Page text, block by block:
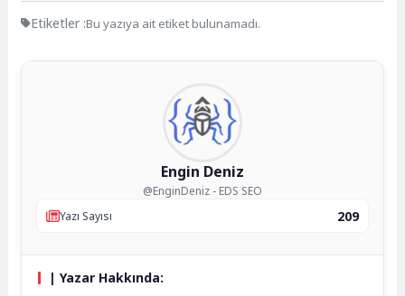
Etiketler :Bu yazıya ait etiket bulunamadı.
Engin Deniz
@EnginDeniz - EDS SEO
Yazı Sayısı
209
| Yazar Hakkında: